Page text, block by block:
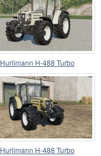
Hurlimann H-488 Turbo
Hurlimann H-488 Turbo